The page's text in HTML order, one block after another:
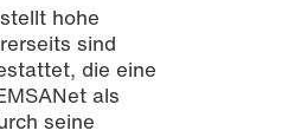
hohe
sind
die eine
als
seine